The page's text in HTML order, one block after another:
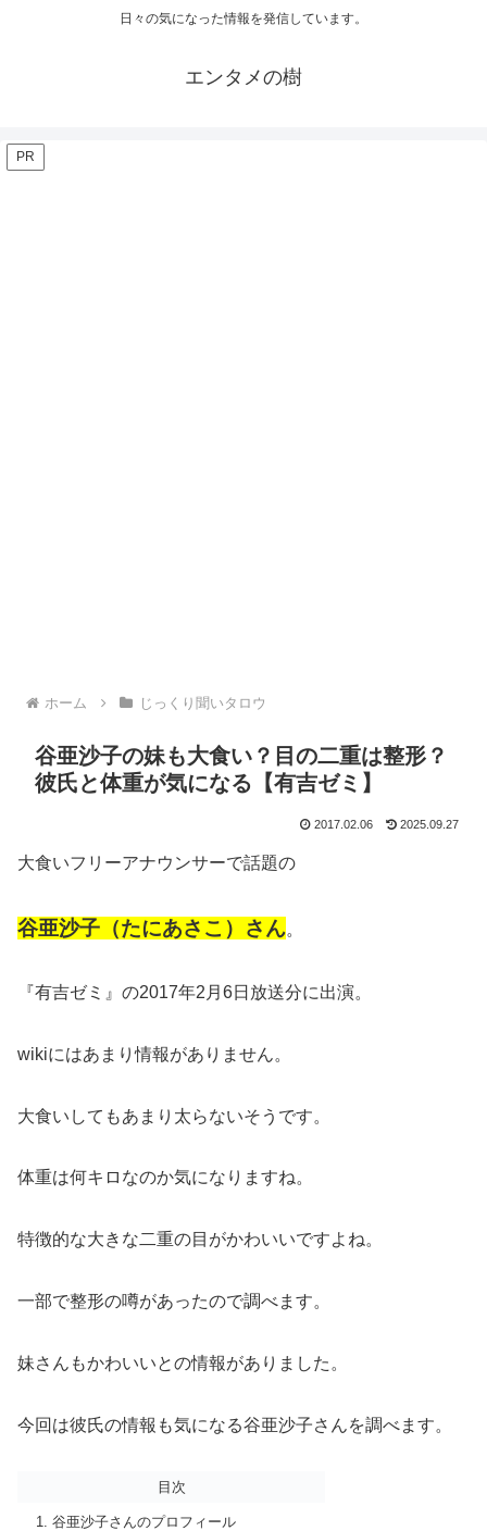
日々の気になった情報を発信しています。
エンタメの樹
PR
ホーム じっくり聞いタロウ
谷亜沙子の妹も大食い？目の二重は整形？
彼氏と体重が気になる【有吉ゼミ】
2017.02.06 2025.09.27
大食いフリーアナウンサーで話題の
谷亜沙子（たにあさこ）さん。
『有吉ゼミ』の2017年2月6日放送分に出演。
wikiにはあまり情報がありません。
大食いしてもあまり太らないそうです。
体重は何キロなのか気になりますね。
特徴的な大きな二重の目がかわいいですよね。
一部で整形の噂があったので調べます。
妹さんもかわいいとの情報がありました。
今回は彼氏の情報も気になる谷亜沙子さんを調べます。
目次
谷亜沙子さんのプロフィール